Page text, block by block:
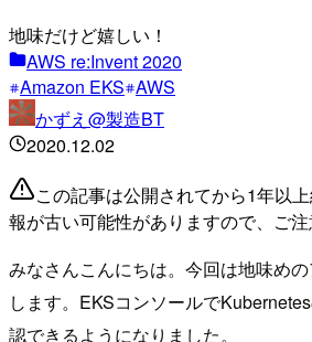
地味だけど嬉しい！
AWS re:Invent 2020
Amazon EKS AWS
かずえ@製造BT
2020.12.02
この記事は公開されてから1年以
報が古い可能性がありますので、ご注
みなさんこんにちは。今回は地味め
します。EKSコンソールで
認できるようになりました。